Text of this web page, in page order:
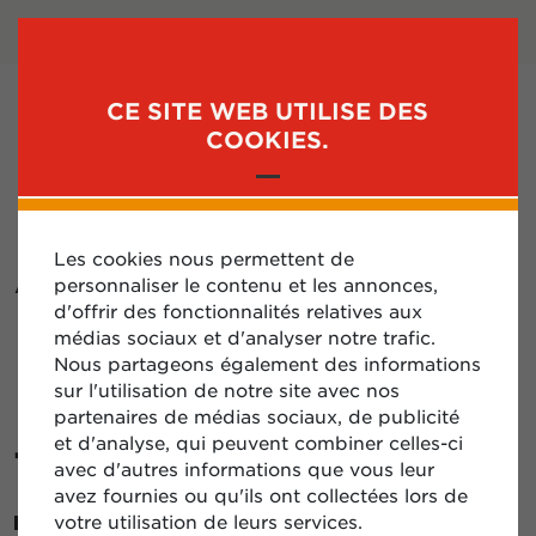
CE SITE WEB UTILISE DES
COOKIES.
Les cookies nous permettent de
personnaliser le contenu et les annonces,
d'offrir des fonctionnalités relatives aux
médias sociaux et d'analyser notre trafic.
Nous partageons également des informations
sur l'utilisation de notre site avec nos
partenaires de médias sociaux, de publicité
et d'analyse, qui peuvent combiner celles-ci
avec d'autres informations que vous leur
avez fournies ou qu'ils ont collectées lors de
votre utilisation de leurs services.
A QUELLE ADRESSE
MA CARTE FLEET
DIPLOMATIQUE
HORS TAXES SERA-
T-ELLE LIVRÉE ?